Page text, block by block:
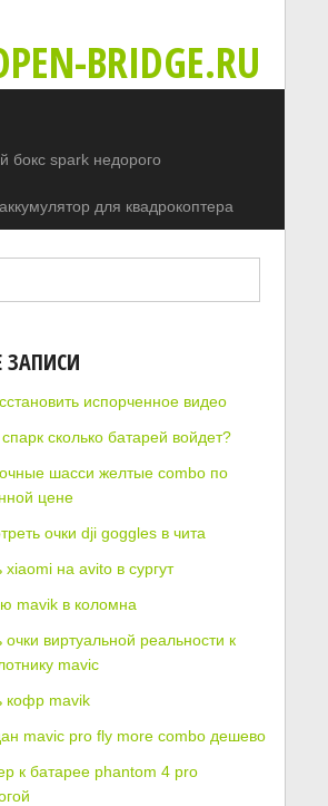
BRIDGE.RU
бокс spark недорого
для квадрокоптера
ЗАПИСИ
испорченное видео
сколько батарей войдет?
шасси желтые combo по
цене
очки dji goggles в чита
xiaomi на avito в сургут
mavik в коломна
очки виртуальной реальности к
mavic
кофр mavik
mavic pro fly more combo дешево
к батарее phantom 4 pro